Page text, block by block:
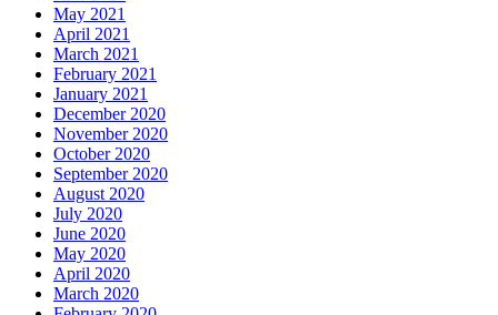
May 2021
April 2021
March 2021
February 2021
January 2021
December 2020
November 2020
October 2020
September 2020
August 2020
July 2020
June 2020
May 2020
April 2020
March 2020